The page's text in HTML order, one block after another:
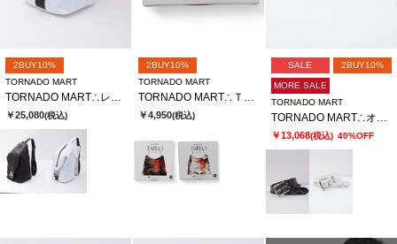
2BUY10%
TORNADO MART
TORNADO MART∴レザーナイロンフォルデッドワンショルダーＢＡＧ
￥25,080(税込)
2BUY10%
TORNADO MART
TORNADO MART∴ＴＡＢＬＯベッチュウスカーフトートバッグ
￥4,950(税込)
SALE 2BUY10%
MORE SALE
TORNADO MART
TORNADO MART∴オーバーレイススネークベルト
￥13,068(税込) 40%OFF